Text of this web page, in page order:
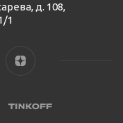
д. 108,
1